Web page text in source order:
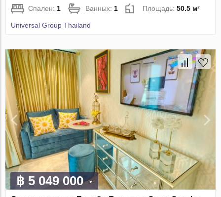
Спален:1 Ванных:1 Площадь:50.5 м²
Universal Group Thailand
฿ 5 049 000